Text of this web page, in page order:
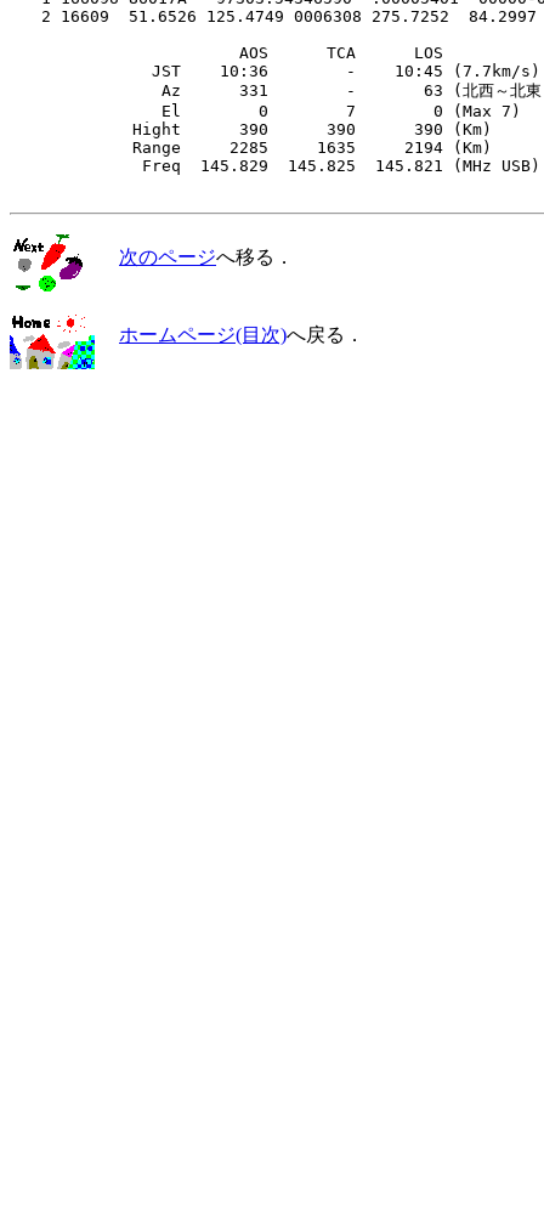
2 16609  51.6526 125.4749 0006308 275.7252  84.2997
AOS      TCA      LOS
JST    10:36        -    10:45 (7.7km/s)
Az      331        -       63 (北西～北東
El        0        7        0 (Max 7)
Hight      390      390      390 (Km)
Range     2285     1635     2194 (Km)
Freq  145.829  145.825  145.821 (MHz USB)
次のページへ移る．
ホームページ(目次)へ戻る．